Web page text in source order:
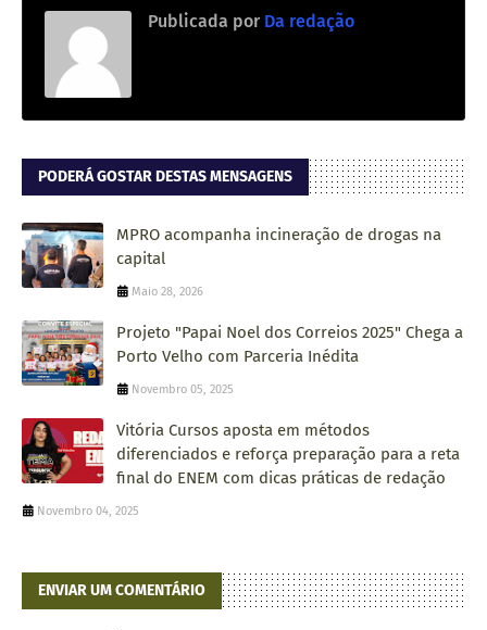
Publicada por Da redação
PODERÁ GOSTAR DESTAS MENSAGENS
MPRO acompanha incineração de drogas na
capital
Maio 28, 2026
Projeto "Papai Noel dos Correios 2025" Chega a
Porto Velho com Parceria Inédita
Novembro 05, 2025
Vitória Cursos aposta em métodos
diferenciados e reforça preparação para a reta
final do ENEM com dicas práticas de redação
Novembro 04, 2025
ENVIAR UM COMENTÁRIO